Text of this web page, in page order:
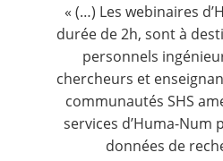
« (…) Les webinaires
durée de 2h, sont à
personnels
chercheurs et
communautés SHS
services d’Huma-Num
données de